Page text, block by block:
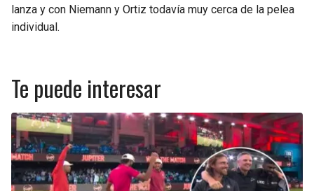
lanza y con Niemann y Ortiz todavía muy cerca de la pelea
individual.
Te puede interesar